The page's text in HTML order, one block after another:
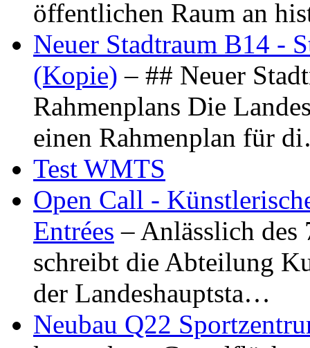
öffentlichen Raum an
Neuer Stadtraum B14 -
(Kopie) – ## Neuer
Rahmenplans Die
einen Rahmenplan für
Test WMTS
Open Call -
Entrées – Anlässlich
schreibt die Abteilung
der Landeshauptsta…
Neubau Q22